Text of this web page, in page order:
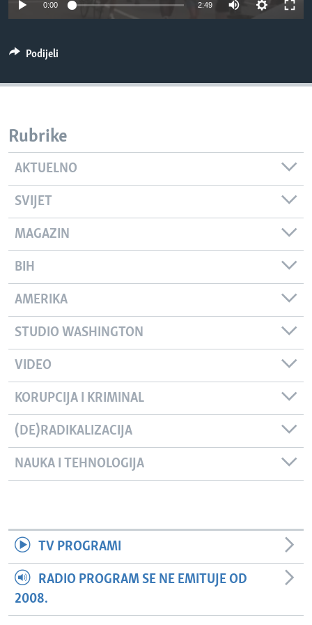
MAGAZIN
0:00 2:49
Podijeli
Rubrike
AKTUELNO
SVIJET
MAGAZIN
BIH
AMERIKA
STUDIO WASHINGTON
VIDEO
KORUPCIJA I KRIMINAL
(DE)RADIKALIZACIJA
NAUKA I TEHNOLOGIJA
TV PROGRAMI
RADIO PROGRAM SE NE EMITUJE OD
2008.